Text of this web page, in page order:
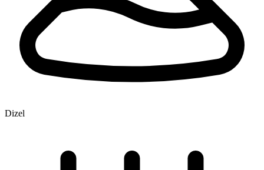
Dizel